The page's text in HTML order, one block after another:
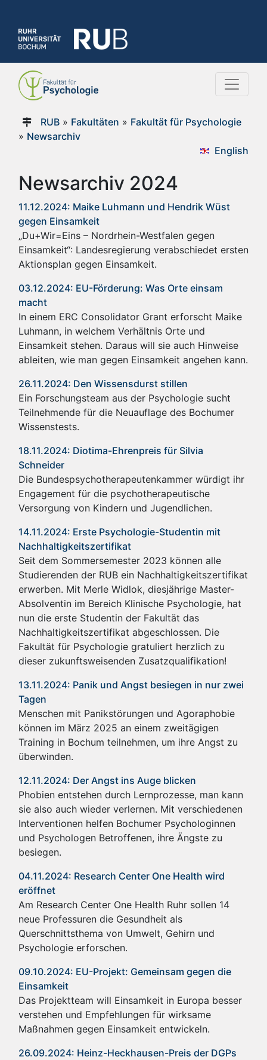
RUB» Fakultäten » Fakultät für Psychologie
» Newsarchiv
English
Newsarchiv 2024
11.12.2024: Maike Luhmann und Hendrik Wüst
gegen Einsamkeit
„Du+Wir=Eins – Nordrhein-Westfalen gegen
Einsamkeit“: Landesregierung verabschiedet ersten
Aktionsplan gegen Einsamkeit.
03.12.2024: EU-Förderung: Was Orte einsam
macht
In einem ERC Consolidator Grant erforscht Maike
Luhmann, in welchem Verhältnis Orte und
Einsamkeit stehen. Daraus will sie auch Hinweise
ableiten, wie man gegen Einsamkeit angehen kann.
26.11.2024: Den Wissensdurst stillen
Ein Forschungsteam aus der Psychologie sucht
Teilnehmende für die Neuauflage des Bochumer
Wissenstests.
18.11.2024: Diotima-Ehrenpreis für Silvia
Schneider
Die Bundespsychotherapeutenkammer würdigt ihr
Engagement für die psychotherapeutische
Versorgung von Kindern und Jugendlichen.
14.11.2024: Erste Psychologie-Studentin mit
Nachhaltigkeitszertifikat
Seit dem Sommersemester 2023 können alle
Studierenden der RUB ein Nachhaltigkeitszertifikat
erwerben. Mit Merle Widlok, diesjährige Master-
Absolventin im Bereich Klinische Psychologie, hat
nun die erste Studentin der Fakultät das
Nachhaltigkeitszertifikat abgeschlossen. Die
Fakultät für Psychologie gratuliert herzlich zu
dieser zukunftsweisenden Zusatzqualifikation!
13.11.2024: Panik und Angst besiegen in nur zwei
Tagen
Menschen mit Panikstörungen und Agoraphobie
können im März 2025 an einem zweitägigen
Training in Bochum teilnehmen, um ihre Angst zu
überwinden.
12.11.2024: Der Angst ins Auge blicken
Phobien entstehen durch Lernprozesse, man kann
sie also auch wieder verlernen. Mit verschiedenen
Interventionen helfen Bochumer Psychologinnen
und Psychologen Betroffenen, ihre Ängste zu
besiegen.
04.11.2024: Research Center One Health wird
eröffnet
Am Research Center One Health Ruhr sollen 14
neue Professuren die Gesundheit als
Querschnittsthema von Umwelt, Gehirn und
Psychologie erforschen.
09.10.2024: EU-Projekt: Gemeinsam gegen die
Einsamkeit
Das Projektteam will Einsamkeit in Europa besser
verstehen und Empfehlungen für wirksame
Maßnahmen gegen Einsamkeit entwickeln.
26.09.2024: Heinz-Heckhausen-Preis der DGPs